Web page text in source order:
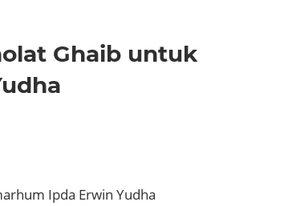
Ghaib untuk
Ipda Erwin Yudha